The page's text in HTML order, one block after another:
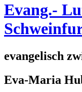
Evang.-
evangelisch
Eva-Maria